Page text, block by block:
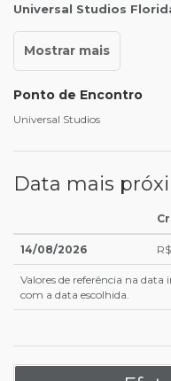
Universal Studios
Ponto de Encontro
Universal Studios
Data mais
14/08/2026
Valores de referência na
com a data escolhida.